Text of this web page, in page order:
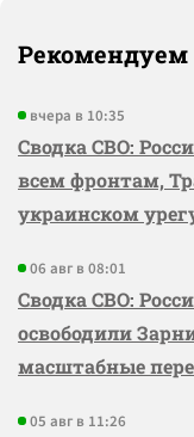
Рекомендуем
вчера в 10:35
Сводка СВО:
всем фронтам,
украинском
06 авг в 08:01
Сводка СВО:
освободили
масштабные
05 авг в 11:26